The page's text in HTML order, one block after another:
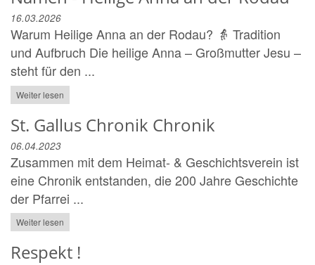
16.03.2026
Warum Heilige Anna an der Rodau? 👵 Tradition
und Aufbruch Die heilige Anna – Großmutter Jesu –
steht für den ...
Weiter lesen
St. Gallus Chronik Chronik
06.04.2023
Zusammen mit dem Heimat- & Geschichtsverein ist
eine Chronik entstanden, die 200 Jahre Geschichte
der Pfarrei ...
Weiter lesen
Respekt !